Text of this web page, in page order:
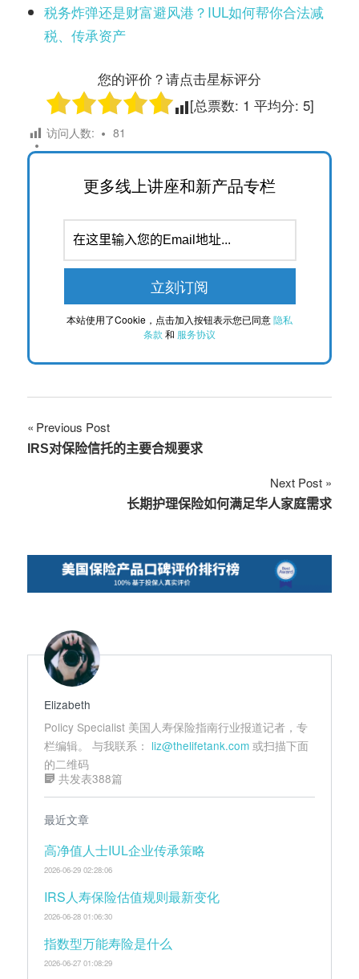
税务炸弹还是财富避风港？IUL如何帮你合法减
税、传承资产
您的评价？请点击星标评分
[总票数: 1 平均分: 5]
访问人数: 81
更多线上讲座和新产品专栏
本站使用了Cookie，点击加入按钮表示您已同意隐私
条款 和 服务协议
文Previous Post
IRS对保险信托的主要合规要求
Next Post
长期护理保险如何满足华人家庭需求
Elizabeth
Policy Specialist 美国人寿保险指南行业报道记者，专
栏编辑。 与我联系： liz@thelifetank.com 或扫描下面
的二维码
共发表388篇
最近文章
高净值人士IUL企业传承策略
2026-06-29 02:28:06
IRS人寿保险估值规则最新变化
2026-06-28 01:06:30
指数型万能寿险是什么
2026-06-27 01:08:29